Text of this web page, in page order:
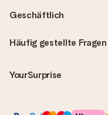
Häufig gestellte Fragen
YourSurprise
Geschäftlich